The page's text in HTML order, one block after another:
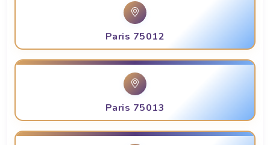
Paris 75012
Paris 75013